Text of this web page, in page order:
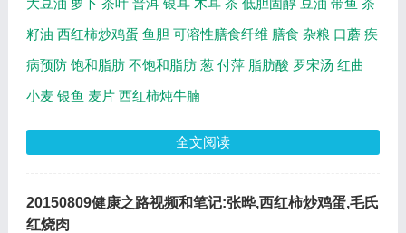
大豆油 萝卜 茶叶 普洱 银耳 木耳 茶 低胆固醇 豆油 带鱼 茶
籽油 西红柿炒鸡蛋 鱼胆 可溶性膳食纤维 膳食 杂粮 口蘑 疾
病预防 饱和脂肪 不饱和脂肪 葱 付萍 脂肪酸 罗宋汤 红曲
小麦 银鱼 麦片 西红柿炖牛腩
全文阅读
20150809健康之路视频和笔记:张晔,西红柿炒鸡蛋,毛氏
红烧肉